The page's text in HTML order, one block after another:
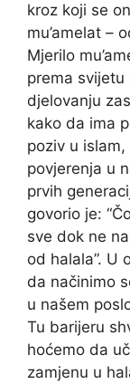
kroz koji se
mu’amelat –
Mjerilo
prema svijetu
djelovanju
kako da ima
poziv u
povjerenja u
prvih
govorio je:
sve dok ne
od halala”. U
da načinimo
u našem
Tu barijeru
hoćemo da
zamjenu u